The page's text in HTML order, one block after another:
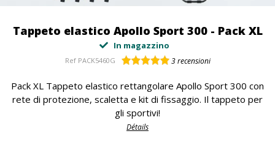
Tappeto elastico Apollo Sport 300 - Pack XL
In magazzino
Ref PACK5460G 3recensioni
Pack XL Tappeto elastico rettangolare Apollo Sport 300 con
rete di protezione, scaletta e kit di fissaggio. Il tappeto per
gli sportivi!
Détails